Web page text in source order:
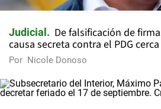
Judicial
De falsificación de
causa secreta contra el PDG
Por Nicole Donoso